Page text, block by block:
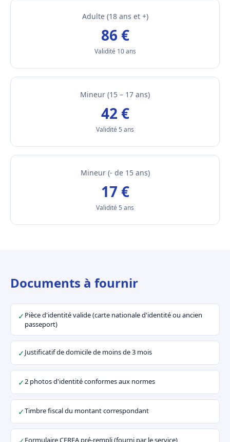
Adulte (18 ans et +)
86 €
Validité 10 ans
Mineur (15 – 17 ans)
42 €
Validité 5 ans
Mineur (- de 15 ans)
17 €
Validité 5 ans
Documents à fournir
✓ Pièce d'identité valide (carte nationale d'identité ou ancien
passeport)
✓Justificatif de domicile de moins de 3 mois
✓2 photos d'identité conformes aux normes
✓Timbre fiscal du montant correspondant
Formulaire CERFA pré-rempli (fourni par le service)